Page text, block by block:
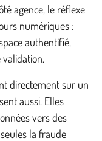
agence, le réflexe
numériques :
authentifié,
directement sur un
aussi. Elles
vers des
la fraude